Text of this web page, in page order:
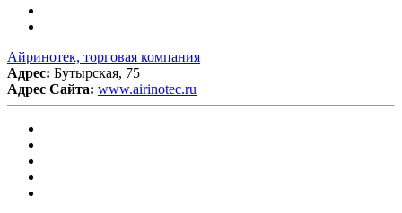
Айринотек, торговая компания
Адрес: Бутырская, 75
Адрес Сайта: www.airinotec.ru